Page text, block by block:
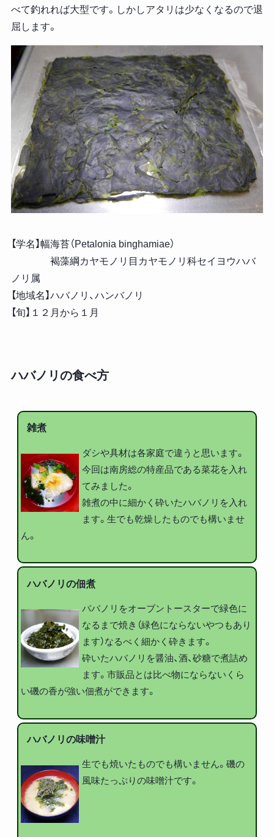
べて釣れれば大型です。しかしアタリは少なくなるので退
屈します。
【学名】幅海苔（Petalonia binghamiae）
褐藻綱カヤモノリ目カヤモノリ科セイヨウハバ
ノリ属
【地域名】ハバノリ、ハンバノリ
【旬】１２月から１月
ハバノリの食べ方
雑煮
ダシや具材は各家庭で違うと思います。
今回は南房総の特産品である菜花を入れ
てみました。
雑煮の中に細かく砕いたハバノリを入れ
ます。生でも乾燥したものでも構いませ
ん。
ハバノリの佃煮
ババノリをオーブントースターで緑色に
なるまで焼き（緑色にならないやつもあり
ます）なるべく細かく砕きます。
砕いたハバノリを醤油、酒、砂糖で煮詰め
ます。市販品とは比べ物にならないくら
い磯の香が強い佃煮ができます。
ハバノリの味噌汁
生でも焼いたものでも構いません。磯の
風味たっぷりの味噌汁です。